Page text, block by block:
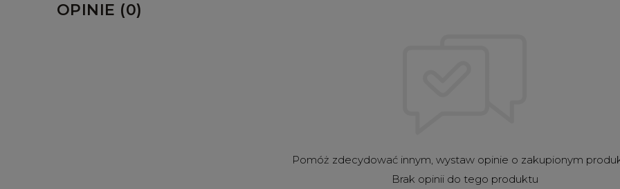
OPINIE (0)
Pomóż zdecydować innym, wystaw opinie o zakupionym
Brak opinii do tego produktu